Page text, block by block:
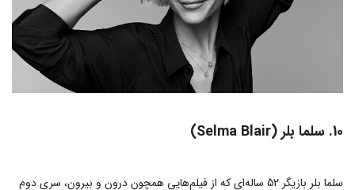
10. سلما بلر (Selma Blair)
سلما بلر بازیگر 52 ساله‌ای که از فیلم‌هایی همچون درون و بیرون، سری دوم